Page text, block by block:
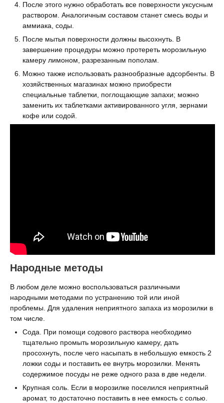
После этого нужно обработать все поверхности уксусным
раствором. Аналогичным составом станет смесь воды и
аммиака, соды.
После мытья поверхности должны высохнуть. В
завершение процедуры можно протереть морозильную
камеру лимоном, разрезанным пополам.
Можно также использовать разнообразные адсорбенты. В
хозяйственных магазинах можно приобрести
специальные таблетки, поглощающие запахи; можно
заменить их таблетками активированного угля, зернами
кофе или содой.
Народные методы
В любом деле можно воспользоваться различными
народными методами по устранению той или иной
проблемы. Для удаления неприятного запаха из морозилки в
том числе.
Сода. При помощи содового раствора необходимо
тщательно промыть морозильную камеру, дать
просохнуть, после чего насыпать в небольшую емкость 2
ложки соды и поставить ее внутрь морозилки. Менять
содержимое посуды не реже одного раза в две недели.
Крупная соль. Если в морозилке поселился неприятный
аромат, то достаточно поставить в нее емкость с солью.